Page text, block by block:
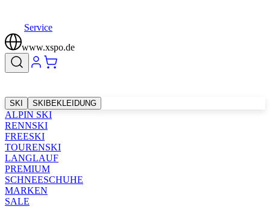
Service
www.xspo.de
SKI SKIBEKLEIDUNG
ALPIN SKI
RENNSKI
FREESKI
TOURENSKI
LANGLAUF
PREMIUM
SCHNEESCHUHE
MARKEN
SALE